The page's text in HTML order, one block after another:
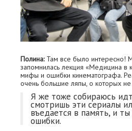
Полина:Там все было интересно!
запомнилась лекция «Медицина в
мифы и ошибки кинематографа.
очень большие ляпы, о которых
Я же тоже собираюсь
смотришь эти сериалы
въедается в память, и
ошибки.